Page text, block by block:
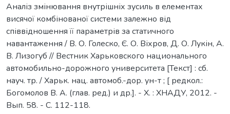
Аналіз змінювання внутрішніх зусиль в елементах
висячої комбінованої системи залежно від
співвідношення її параметрів за статичного
навантаження / В. О. Голеско, Є. О. Віхров, Д. О. Лукін, А.
В. Лизогуб // Вестник Харьковского национального
автомобильно-дорожного университета [Текст] : сб.
науч. тр. / Харьк. нац. автомоб.-дор. ун-т ; [ редкол.:
Богомолов В. А. (глав. ред.) и др.]. - Х. : ХНАДУ, 2012. -
Вып. 58. - C. 112-118.